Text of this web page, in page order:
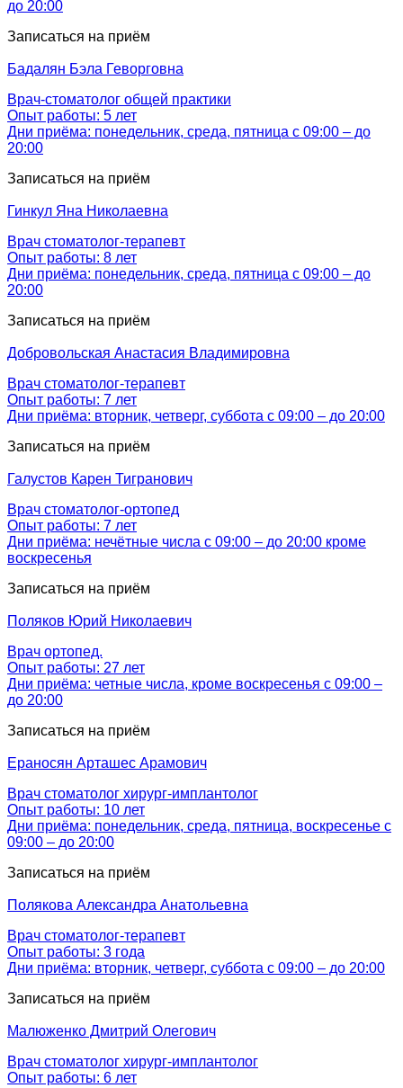
до 20:00
Записаться на приём
Бадалян Бэла Геворговна
Врач-стоматолог общей практики
Опыт работы: 5 лет
Дни приёма: понедельник, среда, пятница с 09:00 – до
20:00
Записаться на приём
Гинкул Яна Николаевна
Врач стоматолог-терапевт
Опыт работы: 8 лет
Дни приёма: понедельник, среда, пятница с 09:00 – до
20:00
Записаться на приём
Добровольская Анастасия Владимировна
Врач стоматолог-терапевт
Опыт работы: 7 лет
Дни приёма: вторник, четверг, суббота с 09:00 – до 20:00
Записаться на приём
Галустов Карен Тигранович
Врач стоматолог-ортопед
Опыт работы: 7 лет
Дни приёма: нечётные числа с 09:00 – до 20:00 кроме
воскресенья
Записаться на приём
Поляков Юрий Николаевич
Врач ортопед.
Опыт работы: 27 лет
Дни приёма: четные числа, кроме воскресенья с 09:00 –
до 20:00
Записаться на приём
Ераносян Арташес Арамович
Врач стоматолог хирург-имплантолог
Опыт работы: 10 лет
Дни приёма: понедельник, среда, пятница, воскресенье с
09:00 – до 20:00
Записаться на приём
Полякова Александра Анатольевна
Врач стоматолог-терапевт
Опыт работы: 3 годa
Дни приёма: вторник, четверг, суббота с 09:00 – до 20:00
Записаться на приём
Малюженко Дмитрий Олегович
Врач стоматолог хирург-имплантолог
Опыт работы: 6 лет